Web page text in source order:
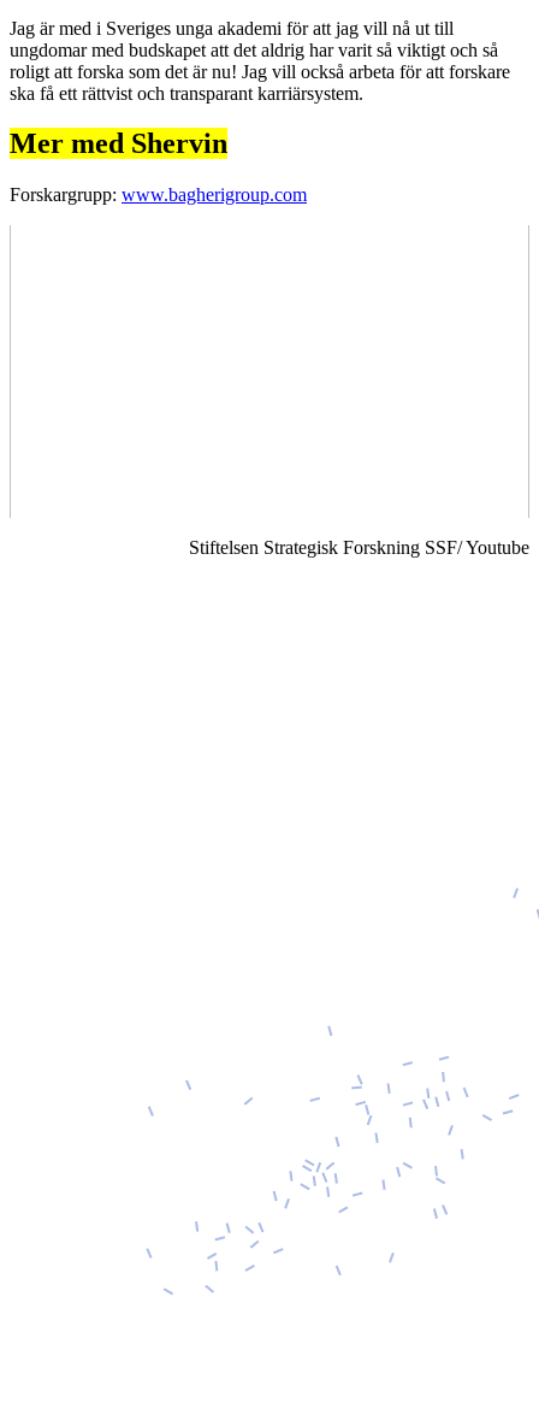
Jag är med i Sveriges unga akademi för att jag vill nå ut till
ungdomar med budskapet att det aldrig har varit så viktigt och så
roligt att forska som det är nu! Jag vill också arbeta för att forskare
ska få ett rättvist och transparant karriärsystem.
Mer med Shervin
Forskargrupp: www.bagherigroup.com
Stiftelsen Strategisk Forskning SSF/ Youtube